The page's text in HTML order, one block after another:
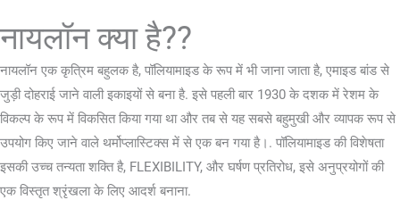
नायलॉन क्या है??
नायलॉन एक कृत्रिम बहुलक है, पॉलियामाइड के रूप में भी जाना जाता है, एमाइड बांड से
जुड़ी दोहराई जाने वाली इकाइयों से बना है. इसे पहली बार 1930 के दशक में रेशम के
विकल्प के रूप में विकसित किया गया था और तब से यह सबसे बहुमुखी और व्यापक रूप से
उपयोग किए जाने वाले थर्मोप्लास्टिक्स में से एक बन गया है।. पॉलियामाइड की विशेषता
इसकी उच्च तन्यता शक्ति है, FLEXIBILITY, और घर्षण प्रतिरोध, इसे अनुप्रयोगों की
एक विस्तृत श्रृंखला के लिए आदर्श बनाना.